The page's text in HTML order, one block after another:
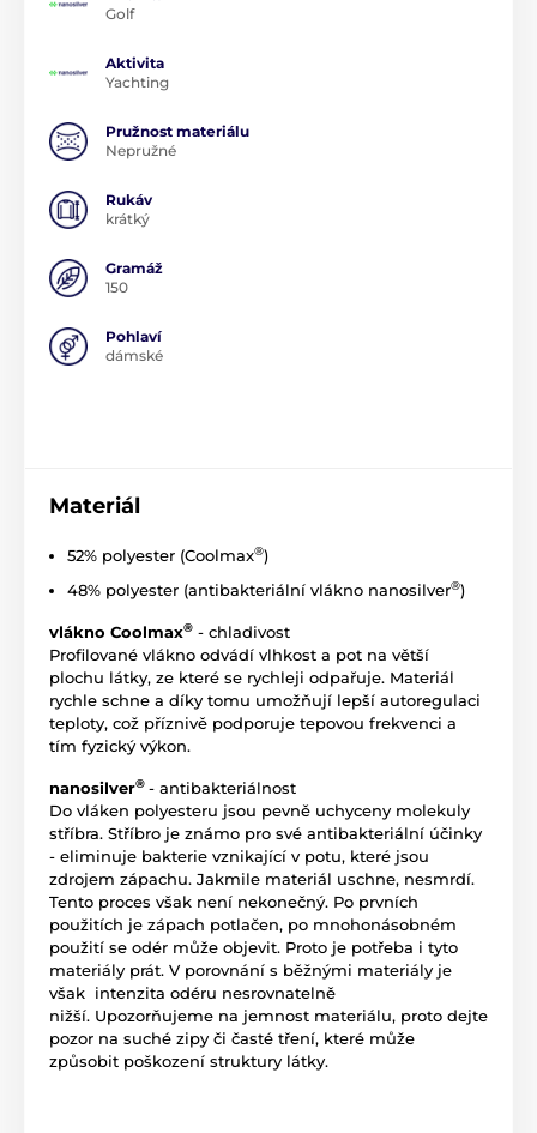
Golf
Aktivita
Yachting
Pružnost materiálu
Nepružné
Rukáv
krátký
Gramáž
150
Pohlaví
dámské
Materiál
52% polyester (Coolmax®)
48% polyester (antibakteriální vlákno nanosilver®)
vlákno Coolmax® - chladivost
Profilované vlákno odvádí vlhkost a pot na větší
plochu látky, ze které se rychleji odpařuje. Materiál
rychle schne a díky tomu umožňují lepší autoregulaci
teploty, což příznivě podporuje tepovou frekvenci a
tím fyzický výkon.
nanosilver® - antibakteriálnost
Do vláken polyesteru jsou pevně uchyceny molekuly
stříbra. Stříbro je známo pro své antibakteriální účinky
- eliminuje bakterie vznikající v potu, které jsou
zdrojem zápachu. Jakmile materiál uschne, nesmrdí.
Tento proces však není nekonečný. Po prvních
použitích je zápach potlačen, po mnohonásobném
použití se odér může objevit. Proto je potřeba i tyto
materiály prát. V porovnání s běžnými materiály je
však intenzita odéru nesrovnatelně
nižší. Upozorňujeme na jemnost materiálu, proto dejte
pozor na suché zipy či časté tření, které může
způsobit poškození struktury látky.